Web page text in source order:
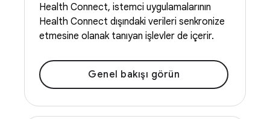
Health Connect, istemci uygulamalarının
Health Connect dışındaki verileri senkronize
etmesine olanak tanıyan işlevler de içerir.
Genel bakışı görün